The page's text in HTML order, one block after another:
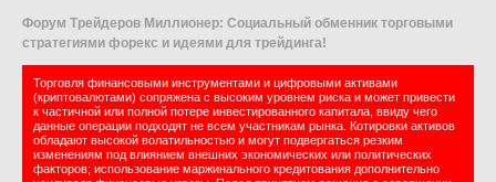
Форум Трейдеров Миллионер: Социальный обменник торговыми
стратегиями форекс и идеями для трейдинга!
Торговля финансовыми инструментами и цифровыми активами
(криптовалютами) сопряжена с высоким уровнем риска и может привести
к частичной или полной потере инвестированного капитала, ввиду чего
данные операции подходят не всем участникам рынка. Котировки активов
обладают высокой волатильностью и могут подвергаться резким
изменениям под влиянием внешних экономических или политических
факторов; использование маржинального кредитования дополнительно